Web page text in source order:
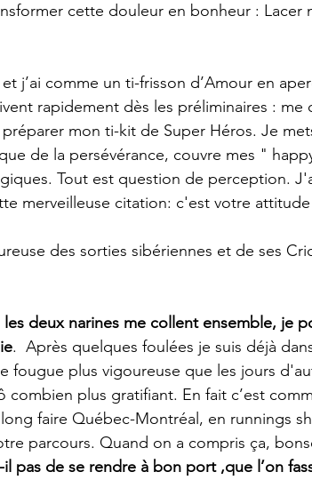
cette douleur en bonheur : Lacer
j’ai comme un ti-frisson d’Amour en
rapidement dès les préliminaires : me
mon ti-kit de Super Héros. Je
de la persévérance, couvre mes "
Tout est question de perception.
merveilleuse citation: c'est votre
des sorties sibériennes et de ses
deux narines me collent ensemble, je
.  Après quelques foulées je suis déjà
fougue plus vigoureuse que les jours
combien plus gratifiant. En fait c’est
long faire Québec-Montréal, en runnings
parcours. Quand on a compris ça,
pas de se rendre à bon port ,que l’on